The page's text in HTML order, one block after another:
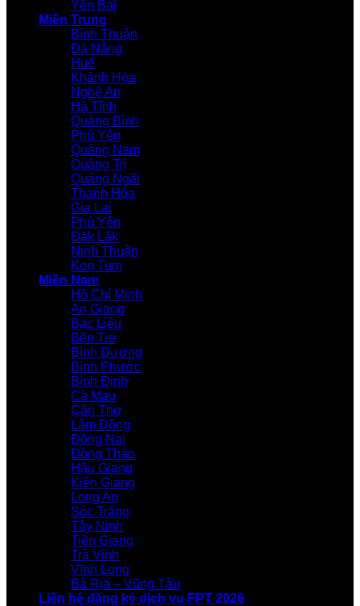
Yên Bái
Miền Trung
Bình Thuận
Đà Nẵng
Huế
Khánh Hòa
Nghệ An
Hà Tĩnh
Quảng Bình
Phú Yên
Quảng Nam
Quảng Trị
Quảng Ngãi
Thanh Hóa
Gia Lai
Phú Yên
Đăk Lăk
Ninh Thuận
Kon Tum
Miền Nam
Hồ Chí Minh
An Giang
Bạc Liêu
Bến Tre
Bình Dương
Bình Phước
Bình Định
Cà Mau
Cần Thơ
Lâm Đồng
Đồng Nai
Đồng Tháp
Hậu Giang
Kiên Giang
Long An
Sóc Trăng
Tây Ninh
Tiền Giang
Trà Vinh
Vĩnh Long
Bà Rịa – Vũng Tàu
Liên hệ đăng ký dịch vụ FPT 2026